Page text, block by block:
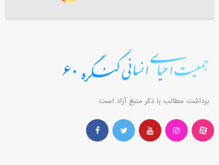
برداشت مطالب با ذکر منبع آزاد است.